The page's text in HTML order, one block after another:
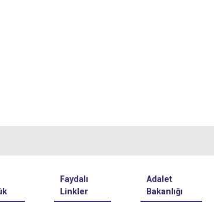
Faydalı
Linkler
Adalet
Bakanlığı